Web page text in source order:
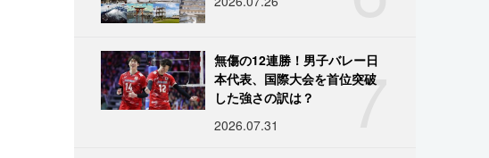
7
無傷の12連勝！男子バレー日
本代表、国際大会を首位突破
した強さの訳は？
2026.07.31